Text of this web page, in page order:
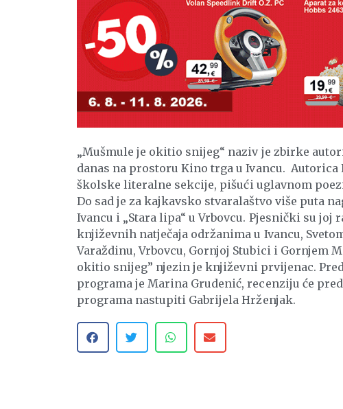
„Mušmule je okitio snijeg“ naziv je zbirke
danas na prostoru Kino trga u Ivancu.
školske literalne sekcije, pišući uglavnom
Do sad je za kajkavsko stvaralaštvo više puta
Ivancu i „Stara lipa“ u Vrbovcu. Pjesnički su
književnih natječaja održanima u Ivancu,
Varaždinu, Vrbovcu, Gornjoj Stubici i Gornjem
okitio snijeg” njezin je književni prvijenac.
programa je Marina Grudenić, recenziju će
programa nastupiti Gabrijela Hrženjak.